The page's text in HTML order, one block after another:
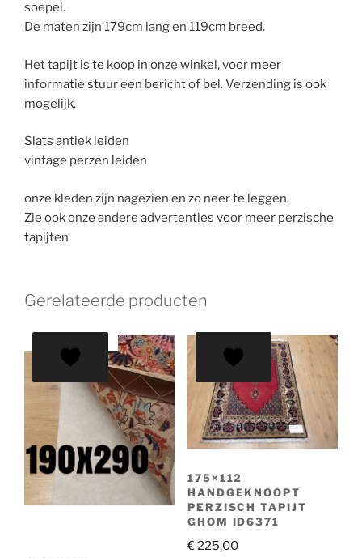
soepel.
De maten zijn 179cm lang en 119cm breed.
Het tapijt is te koop in onze winkel, voor meer
informatie stuur een bericht of bel. Verzending is ook
mogelijk.
Slats antiek leiden
vintage perzen leiden
onze kleden zijn nagezien en zo neer te leggen.
Zie ook onze andere advertenties voor meer perzische
tapijten
Gerelateerde producten
175×112
HANDGEKNOOPT
PERZISCH TAPIJT
GHOM ID6371
€225,00